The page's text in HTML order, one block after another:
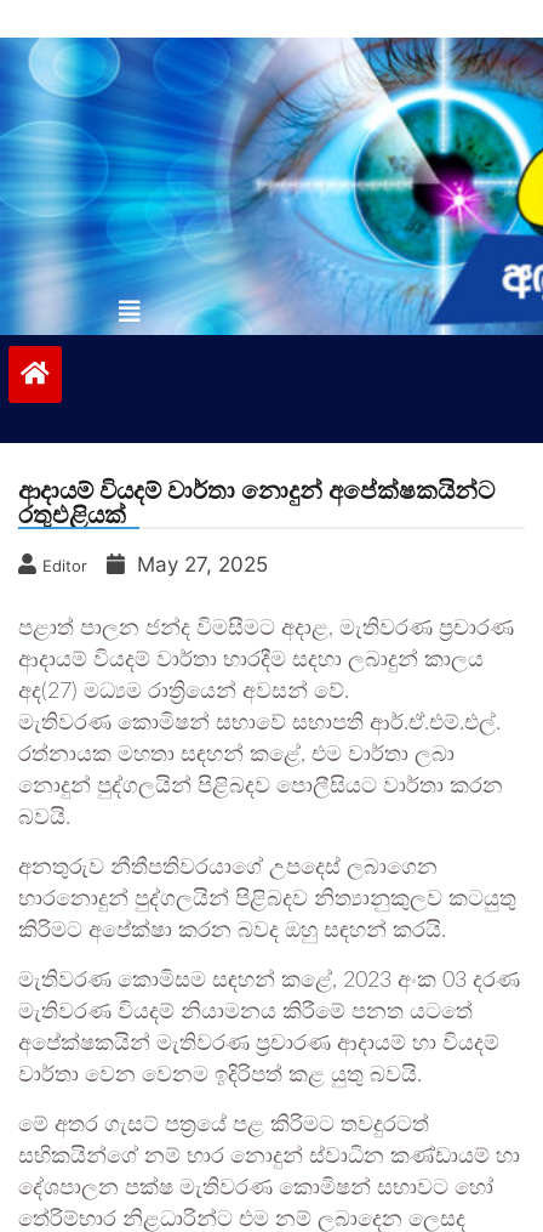
to
contentvinivida.lk
ආදායම් වියදම් වාර්තා නොදුන් අපේක්ෂකයින්ට
රතුඑළියක්
Editor May 27, 2025
පළාත් පාලන ජන්ද විමසීමට අදාළ, මැතිවරණ ප්‍රචාරණ
ආදායම් වියදම් වාර්තා භාරදීම සදහා ලබාදුන් කාලය
අද(27) මධ්‍යම රාත්‍රියෙන් අවසන් වේ.
මැතිවරණ කොමිෂන් සභාවේ සභාපති ආර්.ඒ.එම්.එල්.
රත්නායක මහතා සඳහන් කළේ, එම වාර්තා ලබා
නොදුන් පුද්ගලයින් පිළිබදව පොලීසියට වාර්තා කරන
බවයි.
අනතුරුව නීතීපතිවරයාගේ උපදෙස් ලබාගෙන
භාරනොදුන් පුද්ගලයින් පිළිබදව නිත්‍යානුකුලව කටයුතු
කිරිමට අපේක්ෂා කරන බවද ඔහු සඳහන් කරයි.
මැතිවරණ කොමිසම සඳහන් කළේ, 2023 අංක 03 දරණ
මැතිවරණ වියදම් නියාමනය කිරීමේ පනත යටතේ
අපේක්ෂකයින් මැතිවරණ ප්‍රචාරණ ආදායම් හා වියදම්
වාර්තා වෙන වෙනම ඉදිරිපත් කළ යුතු බවයි.
මේ අතර ගැසට් පත්‍රයේ පළ කිරිමට තවදුරටත්
සභිකයින්ගේ නම් භාර නොදුන් ස්වාධින කණ්ඩායම් හා
දේශපාලන පක්ෂ මැතිවරණ කොමිෂන් සභාවට හෝ
තේරිම්භාර නිළධාරින්ට එම නම් ලබාදෙන ලෙසද